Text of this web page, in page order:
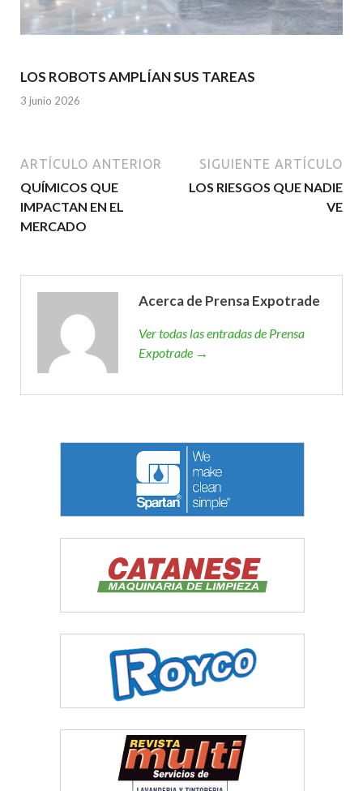
LOS ROBOTS AMPLÍAN SUS TAREAS
3 junio 2026
ARTÍCULO ANTERIOR
QUÍMICOS QUE
IMPACTAN EN EL
MERCADO
SIGUIENTE ARTÍCULO
LOS RIESGOS QUE NADIE
VE
Acerca de Prensa Expotrade
Ver todas las entradas de Prensa
Expotrade →